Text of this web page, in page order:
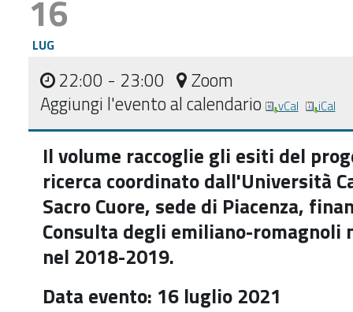
16
LUG
22:00 - 23:00
Zoom
Aggiungi l'evento al calendario
vCal iCal
Il volume raccoglie gli esiti del
ricerca coordinato dall'Università
Sacro Cuore, sede di Piacenza,
Consulta degli emiliano-romagnoli
nel 2018-2019.
Data evento: 16 luglio 2021